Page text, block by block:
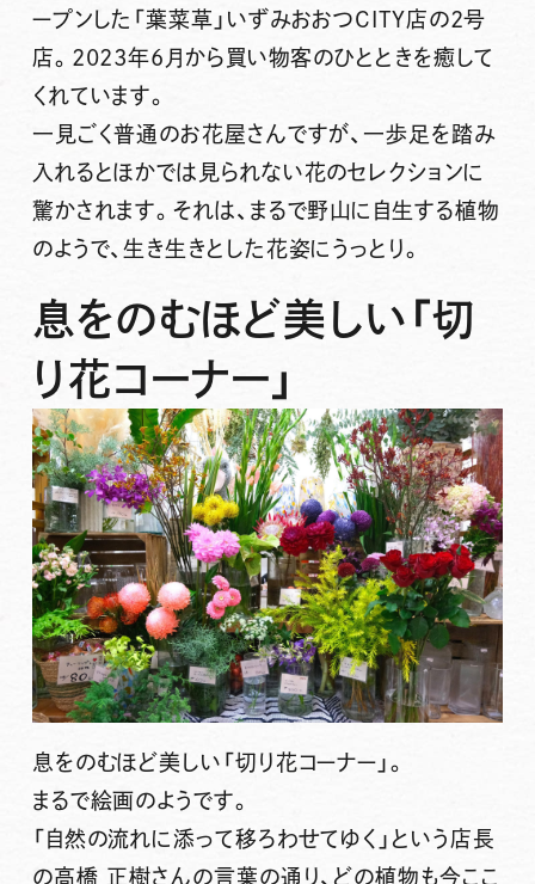
ープンした「葉菜草」いずみおおつCITY店の2号
店。2023年6月から買い物客のひとときを癒して
くれています。
一見ごく普通のお花屋さんですが、一歩足を踏み
入れるとほかでは見られない花のセレクションに
驚かされます。それは、まるで野山に自生する植物
のようで、生き生きとした花姿にうっとり。
息をのむほど美しい「切
り花コーナー」
息をのむほど美しい「切り花コーナー」。
まるで絵画のようです。
「自然の流れに添って移ろわせてゆく」という店長
の高橋 正樹さんの言葉の通り、どの植物も今ここ